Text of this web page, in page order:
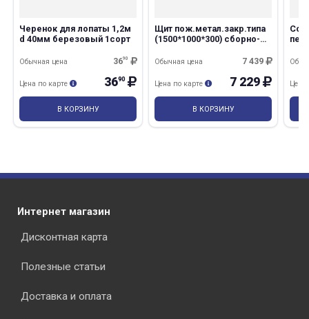
Черенок для лопаты 1,2м
d 40мм березовый 1сорт
3690
Обычная цена
3690
Цена по карте
В КОРЗИНУ
Щит пож.метал.закр.типа
(1500*1000*300) сборно-
7 439
Обычная цена
7 229
Цена по карте
В КОРЗИНУ
Цена
Интернет магазин
Дисконтная карта
Полезные статьи
Доставка и оплата